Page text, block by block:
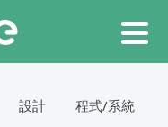
設計
程式/系統